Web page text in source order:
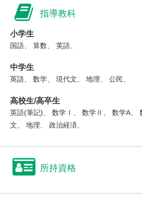
指導教科
小学生
国語、 算数、 英語、
中学生
英語、 数学、 現代文、 地理、 公民、
高校生/高卒生
英語(筆記)、 数学Ⅰ、 数学Ⅱ、 数学A、
文、 地理、 政治経済、
所持資格